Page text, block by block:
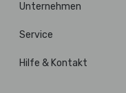
Unternehmen
Service
Hilfe & Kontakt